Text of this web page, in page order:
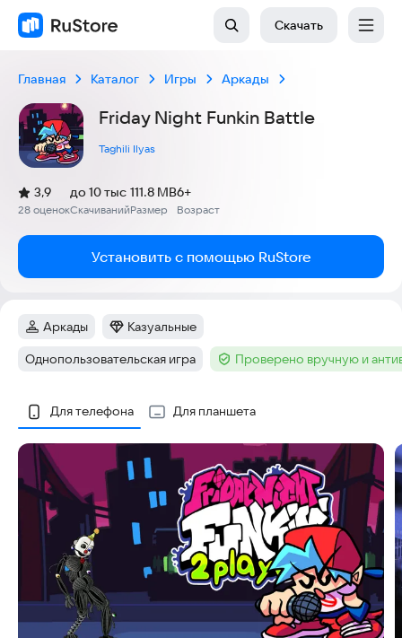
Скачать
Главная Каталог Игры Аркады
Friday Night Funkin Battle
Taghili Ilyas
Рейтинг:
3,9
(
28 оценок
)
Скачиваний
до 10 тыс
Размер
111.8 MB
Возраст
6+
Установить с помощью RuStore
Категория:
Аркады Категория:
Казуальные
Тег:
Однопользовательская игра Тег :Проверено вручную и
Скриншоты
Для телефона Для планшета